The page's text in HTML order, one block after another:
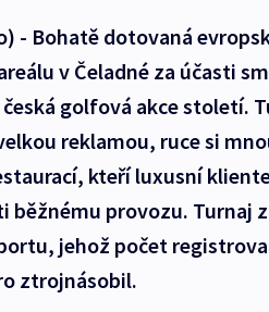
- Bohatě dotovaná
v Čeladné za účasti
golfová akce století.
reklamou, ruce si
kteří luxusní
běžnému provozu. Turnaj
jehož počet
ztrojnásobil.